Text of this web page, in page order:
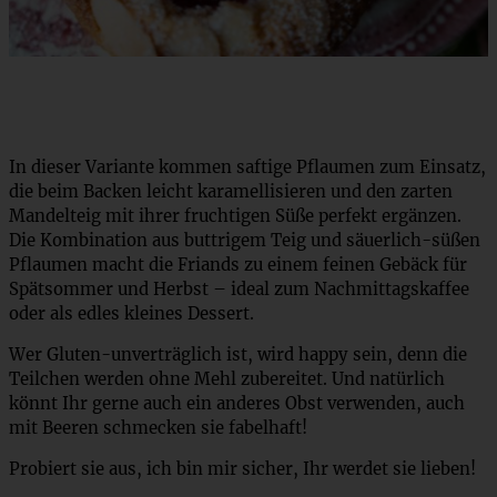
In dieser Variante kommen saftige Pflaumen zum Einsatz,
die beim Backen leicht karamellisieren und den zarten
Mandelteig mit ihrer fruchtigen Süße perfekt ergänzen.
Die Kombination aus buttrigem Teig und säuerlich-süßen
Pflaumen macht die Friands zu einem feinen Gebäck für
Spätsommer und Herbst – ideal zum Nachmittagskaffee
oder als edles kleines Dessert.
Wer Gluten-unverträglich ist, wird happy sein, denn die
Teilchen werden ohne Mehl zubereitet. Und natürlich
könnt Ihr gerne auch ein anderes Obst verwenden, auch
mit Beeren schmecken sie fabelhaft!
Probiert sie aus, ich bin mir sicher, Ihr werdet sie lieben!